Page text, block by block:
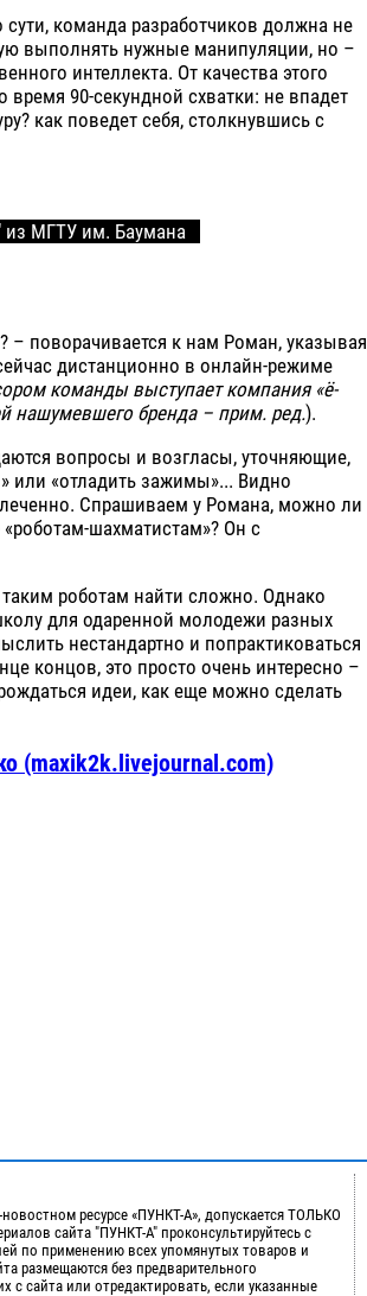
команда разработчиков должна не
выполнять нужные манипуляции, но –
интеллекта. От качества этого
90-секундной схватки: не впадет
как поведет себя, столкнувшись с
из МГТУ им. Баумана
– поворачивается к нам Роман, указывая
дистанционно в онлайн-режиме
команды выступает компания «ё-
нашумевшего бренда – прим. ред.).
вопросы и возгласы, уточняющие,
или «отладить зажимы»... Видно
Спрашиваем у Романа, можно ли
шахматистам»? Он с
роботам найти сложно. Однако
для одаренной молодежи разных
нестандартно и попрактиковаться
концов, это просто очень интересно –
идеи, как еще можно сделать
(maxik2k.livejournal.com)
ресурсе «ПУНКТ-А», допускается ТОЛЬКО
сайта "ПУНКТ-А" проконсультируйтесь с
по применению всех упомянутых товаров и
размещаются без предварительного
с сайта или отредактировать, если указанные